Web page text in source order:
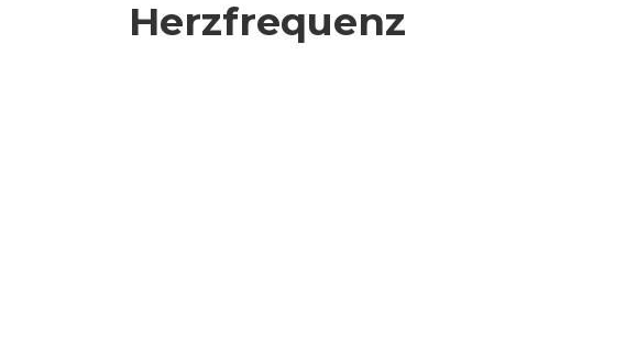
Herzfrequenz